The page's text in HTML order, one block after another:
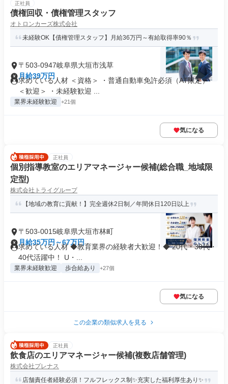
正社員
債権回収・債権管理スタッフ
オトロンカーズ株式会社
未経験OK【債権管理スタッフ】月給36万円～有給取得率90％
〒503-0947岐阜県大垣市浅草
月給39万円
求めている人材 ＜資格＞ ・普通自動車免許必須（AT限定）
＜歓迎＞ ・未経験歓迎 ...
業界未経験歓迎 +21個
気になる
正社員
個別指導教室のエリアマネージャー候補(総合職_地域限
定型)
株式会社トライグループ
【地域の教育に貢献！】完全週休2日制／年間休日120日以上
〒503-0015岐阜県大垣市林町
月給35万円～67万円
求めている人材 ◆教育業界の経験者大歓迎！◆ 20代・30代・
40代活躍中！ U・...
業界未経験歓迎 歩合給あり +27個
気になる
この企業の類似求人を見る
正社員
飲食店のエリアマネージャー候補(複数店舗管理)
株式会社プレナス
店舗責任者経験必須！フルフレックス制✨充実した福利厚生あり✨